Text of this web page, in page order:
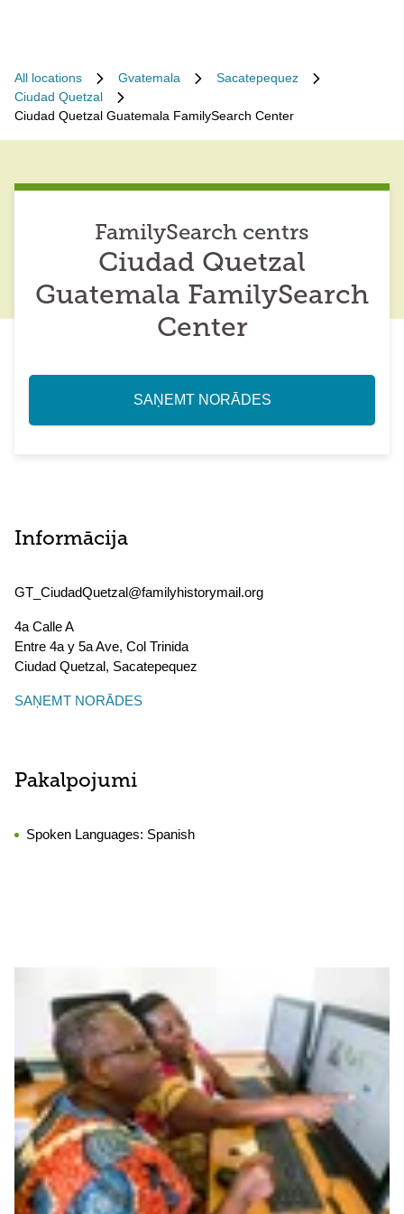
All locations Gvatemala
Sacatepequez
Ciudad Quetzal
Ciudad Quetzal Guatemala FamilySearch Center
FamilySearch centrs
Ciudad Quetzal
Guatemala FamilySearch
Center
SAŅEMT NORĀDES
Informācija
GT_CiudadQuetzal@familyhistorymail.org
4a Calle A
Entre 4a y 5a Ave, Col Trinida
Ciudad Quetzal, Sacatepequez
SAŅEMT NORĀDES
Pakalpojumi
Spoken Languages: Spanish